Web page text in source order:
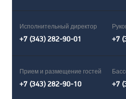
Исполнительный директор
+7 (343) 282-90-01 +7
Прием и размещение гостей
+7 (343) 282-90-10 +7